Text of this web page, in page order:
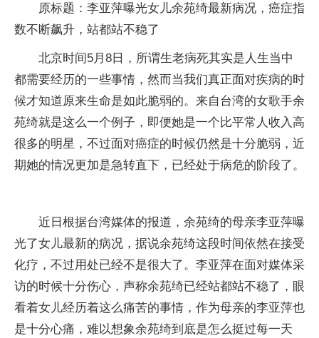
原标题：李亚萍曝光女儿余苑绮最新病况，癌症指
数不断飙升，站都站不稳了
北京时间5月8日，所谓生老病死其实是人生当中
都需要经历的一些事情，然而当我们真正面对疾病的时
候才知道原来生命是如此脆弱的。来自台湾的女歌手余
苑绮就是这么一个例子，即便她是一个比平常人收入高
很多的明星，不过面对癌症的时候仍然是十分脆弱，近
期她的情况更加是急转直下，已经处于病危的阶段了。
近日根据台湾媒体的报道，余苑绮的母亲李亚萍曝
光了女儿最新的病况，据说余苑绮这段时间依然在接受
化疗，不过用处已经不是很大了。李亚萍在面对媒体采
访的时候十分伤心，声称余苑绮已经站都站不稳了，眼
看着女儿经历着这么痛苦的事情，作为母亲的李亚萍也
是十分心痛，难以想象余苑绮到底是怎么挺过每一天